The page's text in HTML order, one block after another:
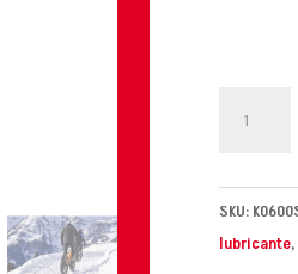
LUBRICANTE
CAMBIOS
GRAPHEN
SKU:
lubricante,